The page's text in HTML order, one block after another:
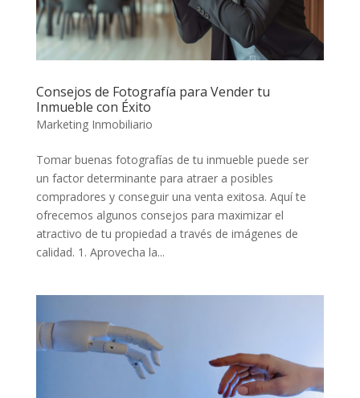
Consejos de Fotografía para Vender tu
Inmueble con Éxito
Marketing Inmobiliario
Tomar buenas fotografías de tu inmueble puede ser
un factor determinante para atraer a posibles
compradores y conseguir una venta exitosa. Aquí te
ofrecemos algunos consejos para maximizar el
atractivo de tu propiedad a través de imágenes de
calidad. 1. Aprovecha la...